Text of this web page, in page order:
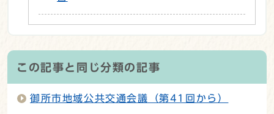
この記事と同じ分類の記事
御所市地域公共交通会議（第41回から）